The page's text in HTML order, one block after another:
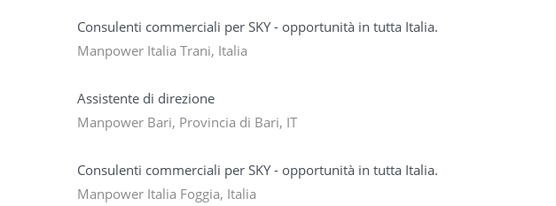
Consulenti commerciali per SKY - opportunità in tutta Italia.
Manpower Italia Trani, Italia
Assistente di direzione
Manpower Bari, Provincia di Bari, IT
Consulenti commerciali per SKY - opportunità in tutta Italia.
Manpower Italia Foggia, Italia